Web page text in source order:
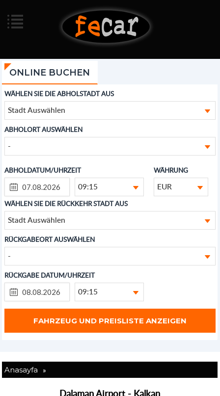
ONLINE BUCHEN
WÄHLEN SIE DIE ABHOLSTADT AUS
Stadt Auswählen
ABHOLORT AUSWÄHLEN
-
ABHOLDATUM/UHRZEIT
09:15
WÄHRUNG
EUR
WÄHLEN SIE DIE RÜCKKEHR STADT AUS
Stadt Auswählen
RÜCKGABEORT AUSWÄHLEN
-
RÜCKGABE DATUM/UHRZEIT
09:15
Anasayfa »
Dalaman Airport - Kalkan